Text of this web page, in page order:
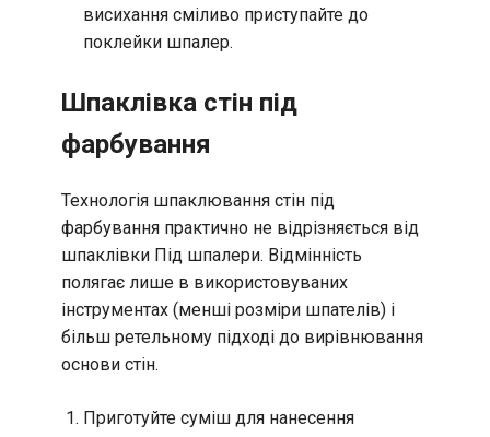
висихання сміливо приступайте до
поклейки шпалер.
Шпаклівка стін під
фарбування
Технологія шпаклювання стін під
фарбування практично не відрізняється від
шпаклівки Під шпалери. Відмінність
полягає лише в використовуваних
інструментах (менші розміри шпателів) і
більш ретельному підході до вирівнювання
основи стін.
Приготуйте суміш для нанесення